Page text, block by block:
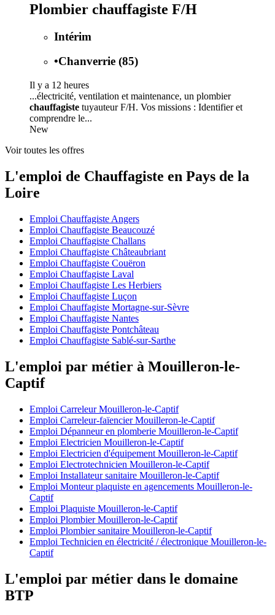
Plombier chauffagiste F/H
Intérim
•Chanverrie (85)
Il y a 12 heures
...électricité, ventilation et maintenance, un plombier
chauffagiste tuyauteur F/H. Vos missions : Identifier et
comprendre le...
New
Voir toutes les offres
L'emploi de Chauffagiste en Pays de la
Loire
Emploi Chauffagiste Angers
Emploi Chauffagiste Beaucouzé
Emploi Chauffagiste Challans
Emploi Chauffagiste Châteaubriant
Emploi Chauffagiste Couëron
Emploi Chauffagiste Laval
Emploi Chauffagiste Les Herbiers
Emploi Chauffagiste Luçon
Emploi Chauffagiste Mortagne-sur-Sèvre
Emploi Chauffagiste Nantes
Emploi Chauffagiste Pontchâteau
Emploi Chauffagiste Sablé-sur-Sarthe
L'emploi par métier à Mouilleron-le-
Captif
Emploi Carreleur Mouilleron-le-Captif
Emploi Carreleur-faïencier Mouilleron-le-Captif
Emploi Dépanneur en plomberie Mouilleron-le-Captif
Emploi Electricien Mouilleron-le-Captif
Emploi Electricien d'équipement Mouilleron-le-Captif
Emploi Electrotechnicien Mouilleron-le-Captif
Emploi Installateur sanitaire Mouilleron-le-Captif
Emploi Monteur plaquiste en agencements Mouilleron-le-
Captif
Emploi Plaquiste Mouilleron-le-Captif
Emploi Plombier Mouilleron-le-Captif
Emploi Plombier sanitaire Mouilleron-le-Captif
Emploi Technicien en électricité / électronique Mouilleron-le-
Captif
L'emploi par métier dans le domaine
BTP